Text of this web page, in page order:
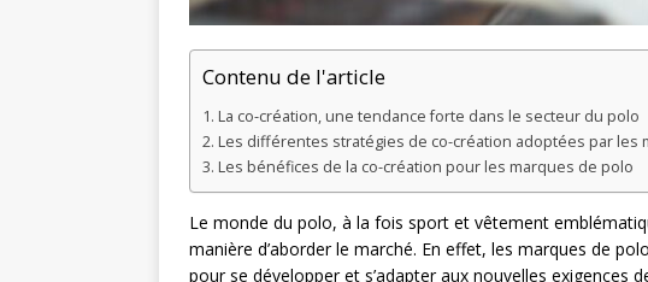
Contenu de l'article
La co-création, une tendance forte dans le secteur du polo
Les différentes stratégies de co-création adoptées par les
Les bénéfices de la co-création pour les marques de polo
Le monde du polo, à la fois sport et vêtement
manière d’aborder le marché. En effet, les marques de
pour se développer et s’adapter aux nouvelles exigences